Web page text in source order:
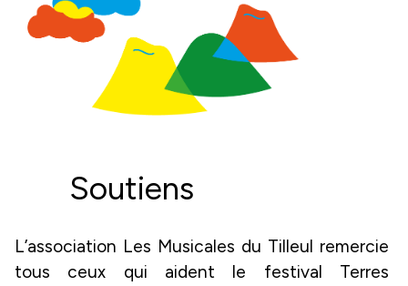
Soutiens
L’association Les Musicales du Tilleul remercie
tous ceux qui aident le festival Terres